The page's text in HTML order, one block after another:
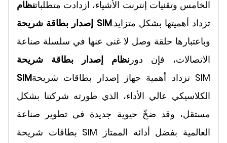
الخامس وتقنيات إنترنت الأشياء، ازدادت متطلباتنظام
إصدار بطاقة شريحة SIMتزداد أهميتها بشكل متزايد.
وباعتبارها حلقة وصل لا غنى عنها في سلسلة صناعة
الاتصالات، فإن دور نظام إصدار بطاقة شريحة
SIMتزداد أهمية جهاز إصدار بطاقات شريحة SIM
الكلاسيكي عالي الأداء، الذي طورته شركتنا بشكل
مستقل، وقد ضخّ حيوية جديدة في تطوير صناعة
بطاقات شريحة SIM العالمية بفضل أدائه الممتاز